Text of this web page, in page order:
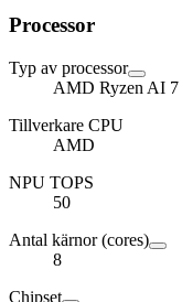
Processor
Typ av processor
AMD Ryzen AI 7
Tillverkare CPU
AMD
NPU TOPS
50
Antal kärnor (cores)
8
Chipset